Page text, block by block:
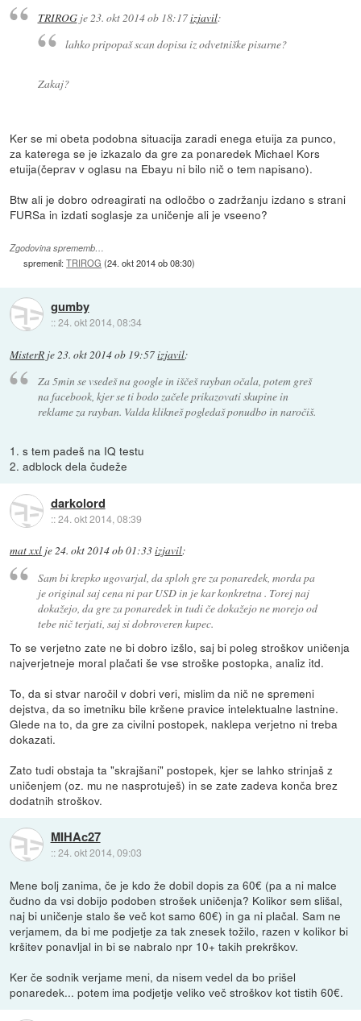
TRIROGje23. okt 2014 ob 18:17izjavil:
lahko pripopaš scan dopisa iz odvetniške pisarne?
Zakaj?
Ker se mi obeta podobna situacija zaradi enega etuija za punco,
za katerega se je izkazalo da gre za ponaredek Michael Kors
etuija(čeprav v oglasu na Ebayu ni bilo nič o tem napisano).
Btw ali je dobro odreagirati na odločbo o zadržanju izdano s strani
FURSa in izdati soglasje za uničenje ali je vseeno?
Zgodovina sprememb…
spremenil:TRIROG (24. okt 2014 ob 08:30)
gumby
::24. okt 2014, 08:34
MisterR je23. okt 2014 ob 19:57izjavil:
Za 5min se vsedeš na google in iščeš rayban očala, potem greš
na facebook, kjer se ti bodo začele prikazovati skupine in
reklame za rayban. Valda klikneš pogledaš ponudbo in naročiš.
1. s tem padeš na IQ testu
2. adblock dela čudeže
darkolord
::24. okt 2014, 08:39
mat xxl je24. okt 2014 ob 01:33izjavil:
Sam bi krepko ugovarjal, da sploh gre za ponaredek, morda pa
je original saj cena ni par USD in je kar konkretna . Torej naj
dokažejo, da gre za ponaredek in tudi če dokažejo ne morejo od
tebe nič terjati, saj si dobroveren kupec.
To se verjetno zate ne bi dobro izšlo, saj bi poleg stroškov uničenja
najverjetneje moral plačati še vse stroške postopka, analiz itd.
To, da si stvar naročil v dobri veri, mislim da nič ne spremeni
dejstva, da so imetniku bile kršene pravice intelektualne lastnine.
Glede na to, da gre za civilni postopek, naklepa verjetno ni treba
dokazati.
Zato tudi obstaja ta "skrajšani" postopek, kjer se lahko strinjaš z
uničenjem (oz. mu ne nasprotuješ) in se zate zadeva konča brez
dodatnih stroškov.
MIHAc27
::24. okt 2014, 09:03
Mene bolj zanima, če je kdo že dobil dopis za 60€ (pa a ni malce
čudno da vsi dobijo podoben strošek uničenja? Kolikor sem slišal,
naj bi uničenje stalo še več kot samo 60€) in ga ni plačal. Sam ne
verjamem, da bi me podjetje za tak znesek tožilo, razen v kolikor bi
kršitev ponavljal in bi se nabralo npr 10+ takih prekrškov.
Ker če sodnik verjame meni, da nisem vedel da bo prišel
ponaredek... potem ima podjetje veliko več stroškov kot tistih 60€.